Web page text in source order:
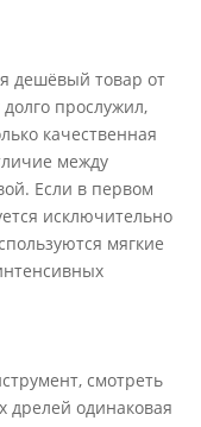
дешёвый товар от
прослужил,
качественная
между
Если в первом
исключительно
мягкие
смотреть
дрелей одинаковая